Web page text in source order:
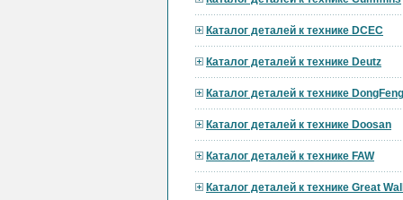
Каталог деталей к технике DCEC
Каталог деталей к технике Deutz
Каталог деталей к технике DongFeng
Каталог деталей к технике Doosan
Каталог деталей к технике FAW
Каталог деталей к технике Great